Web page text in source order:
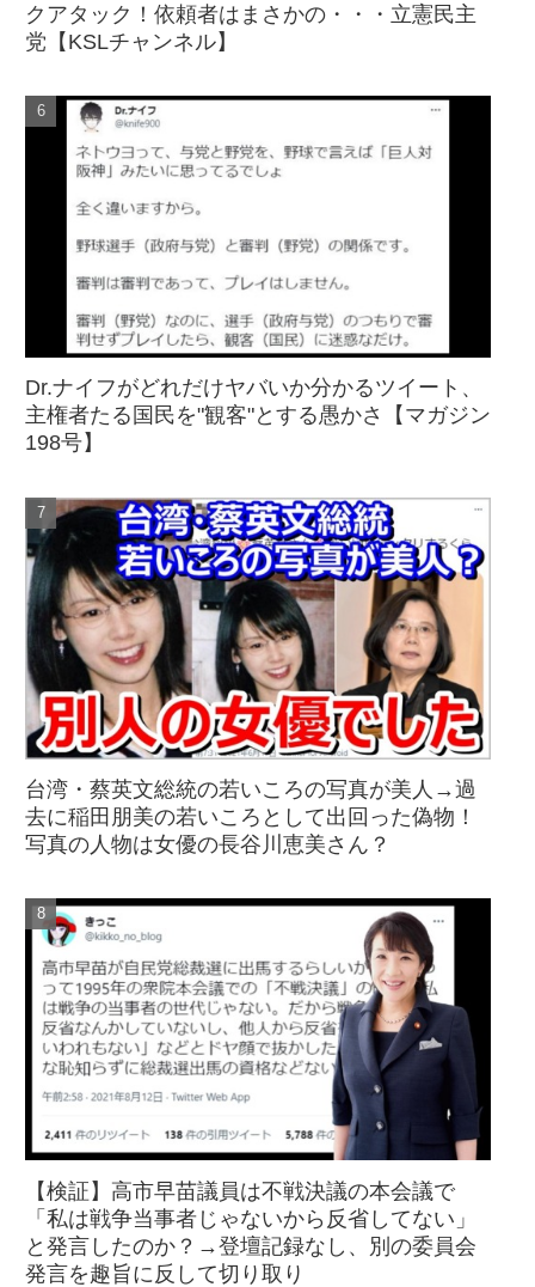
クアタック！依頼者はまさかの・・・立憲民主
党【KSLチャンネル】
Dr.ナイフがどれだけヤバいか分かるツイート、
主権者たる国民を"観客"とする愚かさ【マガジン
198号】
台湾・蔡英文総統の若いころの写真が美人→過
去に稲田朋美の若いころとして出回った偽物！
写真の人物は女優の長谷川恵美さん？
【検証】高市早苗議員は不戦決議の本会議で
「私は戦争当事者じゃないから反省してない」
と発言したのか？→登壇記録なし、別の委員会
発言を趣旨に反して切り取り